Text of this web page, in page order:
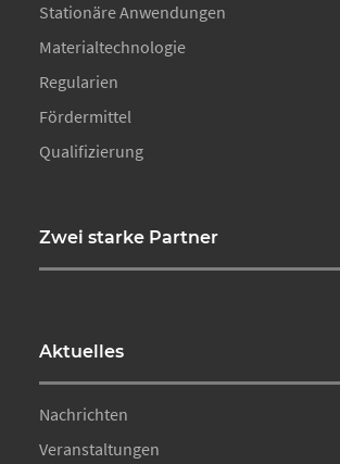
Stationäre Anwendungen
Materialtechnologie
Regularien
Fördermittel
Qualifizierung
Zwei starke Partner
Aktuelles
Nachrichten
Veranstaltungen